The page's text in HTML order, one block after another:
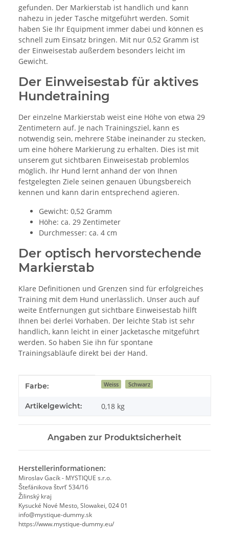
gefunden. Der Markierstab ist handlich und kann
nahezu in jeder Tasche mitgeführt werden. Somit
haben Sie Ihr Equipment immer dabei und können es
schnell zum Einsatz bringen. Mit nur 0,52 Gramm ist
der Einweisestab außerdem besonders leicht im
Gewicht.
Der Einweisestab für aktives
Hundetraining
Der einzelne Markierstab weist eine Höhe von etwa 29
Zentimetern auf. Je nach Trainingsziel, kann es
notwendig sein, mehrere Stäbe ineinander zu stecken,
um eine höhere Markierung zu erhalten. Dies ist mit
unserem gut sichtbaren Einweisestab problemlos
möglich. Ihr Hund lernt anhand der von Ihnen
festgelegten Ziele seinen genauen Übungsbereich
kennen und kann darin entsprechend agieren.
Gewicht: 0,52 Gramm
Höhe: ca. 29 Zentimeter
Durchmesser: ca. 4 cm
Der optisch hervorstechende
Markierstab
Klare Definitionen und Grenzen sind für erfolgreiches
Training mit dem Hund unerlässlich. Unser auch auf
weite Entfernungen gut sichtbare Einweisestab hilft
Ihnen bei derlei Vorhaben. Der leichte Stab ist sehr
handlich, kann leicht in einer Jacketasche mitgeführt
werden. So haben Sie ihn für spontane
Trainingsabläufe direkt bei der Hand.
Produkteigenschaft
Wert
Farbe: Weiss Schwarz
Artikelgewicht: 0,18 kg
Angaben zur Produktsicherheit
Herstellerinformationen:
Miroslav Gacík - MYSTIQUE s.r.o.
Štefánikova štvrť 534/16
Žilinský kraj
Kysucké Nové Mesto, Slowakei, 024 01
info@mystique-dummy.sk
https://www.mystique-dummy.eu/